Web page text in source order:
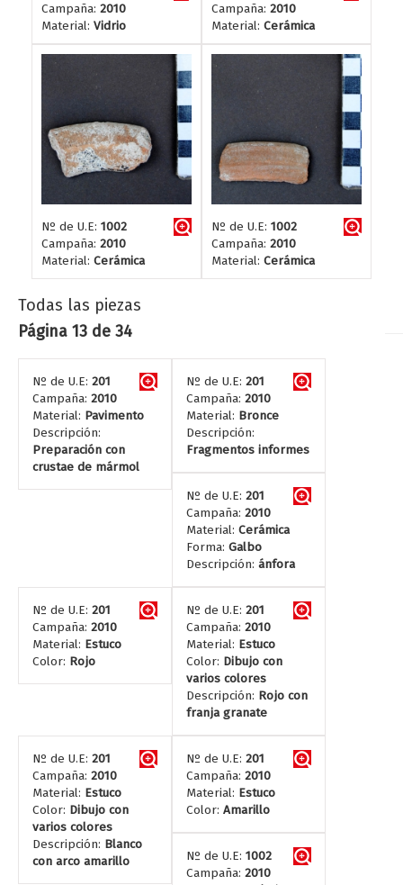
Campaña: 2010
Material: Vidrio
Campaña: 2010
Material: Cerámica
Nº de U.E: 1002
Campaña: 2010
Material: Cerámica
Nº de U.E: 1002
Campaña: 2010
Material: Cerámica
Todas las piezas
Página 13 de 34
Nº de U.E: 201
Campaña: 2010
Material: Pavimento
Descripción:
Preparación con
crustae de mármol
Nº de U.E: 201
Campaña: 2010
Material: Bronce
Descripción:
Fragmentos informes
Nº de U.E: 201
Campaña: 2010
Material: Cerámica
Forma: Galbo
Descripción: ánfora
Nº de U.E: 201
Campaña: 2010
Material: Estuco
Color: Rojo
Nº de U.E: 201
Campaña: 2010
Material: Estuco
Color: Dibujo con
varios colores
Descripción: Rojo con
franja granate
Nº de U.E: 201
Campaña: 2010
Material: Estuco
Color: Dibujo con
varios colores
Descripción: Blanco
con arco amarillo
Nº de U.E: 201
Campaña: 2010
Material: Estuco
Color: Amarillo
Nº de U.E: 1002
Campaña: 2010